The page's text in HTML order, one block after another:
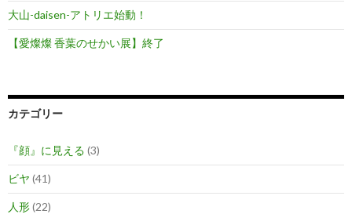
大山-daisen-アトリエ始動！
【愛燦燦 香葉のせかい展】終了
カテゴリー
『顔』に見える (3)
ビヤ (41)
人形(22)